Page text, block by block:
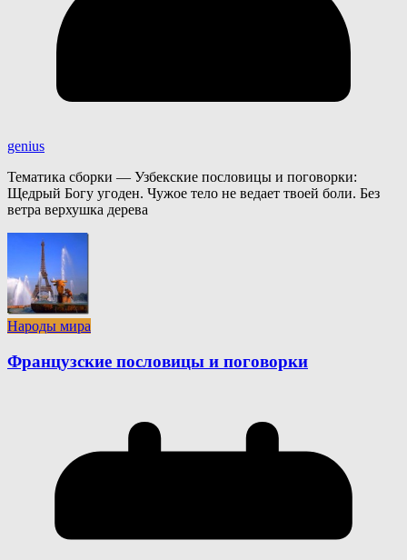
genius
Тематика сборки — Узбекские пословицы и поговорки:
Щедрый Богу угоден. Чужое тело не ведает твоей боли. Без
ветра верхушка дерева
Народы мира
Французские пословицы и поговорки